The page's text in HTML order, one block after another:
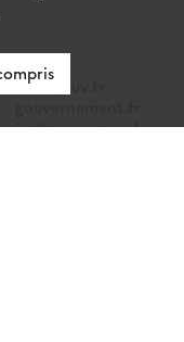
data.gouv.fr
legifrance.gouv.fr